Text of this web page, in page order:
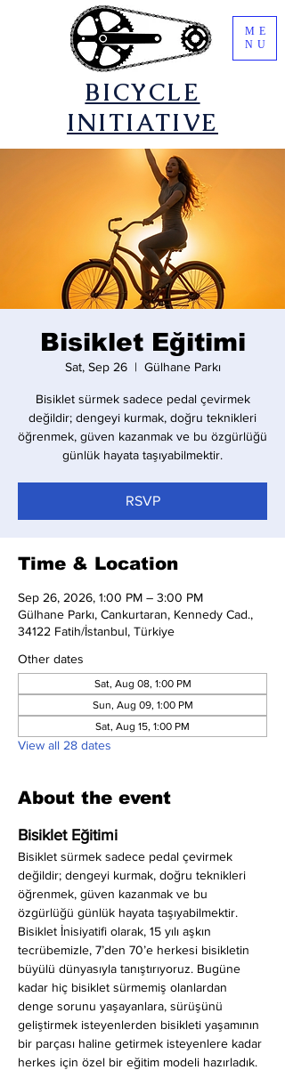
​BICYCLE
INITIATIVE
ME
NU
Bisiklet Eğitimi
Sat, Sep 26
  |
Gülhane Parkı
Bisiklet sürmek sadece pedal çevirmek
değildir; dengeyi kurmak, doğru teknikleri
öğrenmek, güven kazanmak ve bu özgürlüğü
günlük hayata taşıyabilmektir.
RSVP
Time & Location
Sep 26, 2026, 1:00 PM – 3:00 PM
Gülhane Parkı, Cankurtaran, Kennedy Cad.,
34122 Fatih/İstanbul, Türkiye
Other dates
Sat, Aug 08, 1:00 PM
Sun, Aug 09, 1:00 PM
Sat, Aug 15, 1:00 PM
View all 28 dates
About the event
Bisiklet Eğitimi
Bisiklet sürmek sadece pedal çevirmek
değildir; dengeyi kurmak, doğru teknikleri
öğrenmek, güven kazanmak ve bu
özgürlüğü günlük hayata taşıyabilmektir.
Bisiklet İnisiyatifi olarak, 15 yılı aşkın
tecrübemizle, 7’den 70’e herkesi bisikletin
büyülü dünyasıyla tanıştırıyoruz. Bugüne
kadar hiç bisiklet sürmemiş olanlardan
denge sorunu yaşayanlara, sürüşünü
geliştirmek isteyenlerden bisikleti yaşamının
bir parçası haline getirmek isteyenlere kadar
herkes için özel bir eğitim modeli hazırladık.